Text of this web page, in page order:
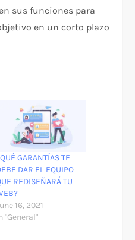
sus funciones para
en un corto plazo
GARANTÍAS TE
DAR EL EQUIPO
REDISEÑARÁ TU
16, 2021
"General"